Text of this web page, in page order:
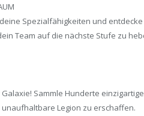
Spezialfähigkeiten und
Team auf die nächste Stufe zu
Sammle Hunderte
Legion zu erschaffen.